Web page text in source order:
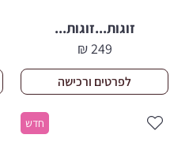
זוגות...זוגות...
249
₪
לפרטים ורכישה
חדש